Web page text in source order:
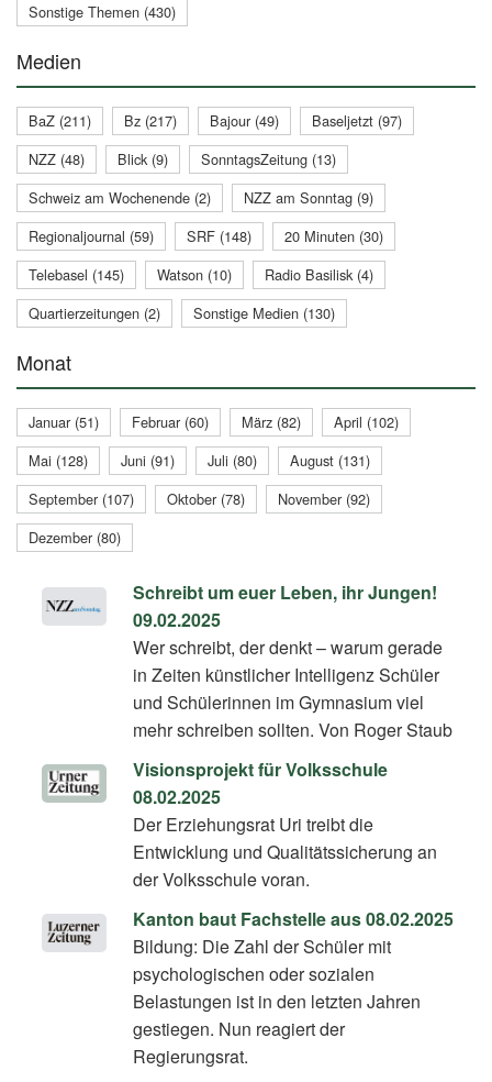
Schreibt um euer Leben, ihr Jungen!
09.02.2025
Wer schreibt, der denkt – warum gerade
in Zeiten künstlicher Intelligenz Schüler
und Schülerinnen im Gymnasium viel
mehr schreiben sollten. Von Roger Staub
Visionsprojekt für Volksschule
08.02.2025
Der Erziehungsrat Uri treibt die
Entwicklung und Qualitätssicherung an
der Volksschule voran.
Kanton baut Fachstelle aus 08.02.2025
Bildung: Die Zahl der Schüler mit
psychologischen oder sozialen
Belastungen ist in den letzten Jahren
gestiegen. Nun reagiert der
Regierungsrat.
Sonstige Themen (430)
Medien
BaZ (211) Bz (217) Bajour (49)
Baseljetzt (97)
NZZ (48)
Blick (9)
SonntagsZeitung (13)
Schweiz am Wochenende (2)
NZZ am Sonntag (9)
Regionaljournal (59)
SRF (148)
20 Minuten (30)
Telebasel (145)
Watson (10)
Radio Basilisk (4)
Quartierzeitungen (2)
Sonstige Medien (130)
Monat
Januar (51) Februar (60) März (82)
April (102)
Mai (128)
Juni (91) Juli (80)
August (131)
September (107)
Oktober (78)
November (92)
Dezember (80)